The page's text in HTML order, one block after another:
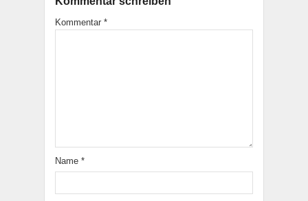
Kommentar *
Name *